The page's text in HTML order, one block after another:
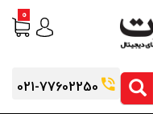
021-77602250
0